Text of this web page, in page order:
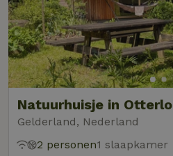
Natuurhuisje in Otterlo
Gelderland, Nederland
2 personen1 slaapkamer